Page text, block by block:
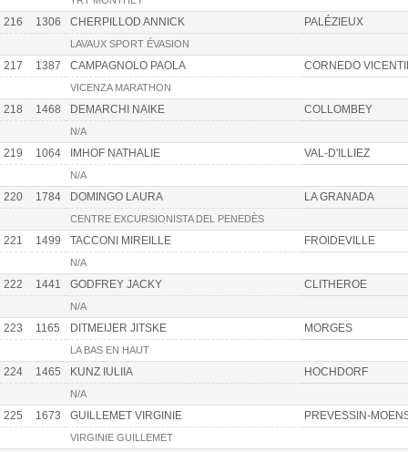
216 1306 CHERPILLOD ANNICK PALÉZIEUX
LAVAUX SPORT ÉVASION
217 1387 CAMPAGNOLO PAOLA CORNEDO
VICENZA MARATHON
218 1468 DEMARCHI NAIKE COLLOMBEY
N/A
219 1064 IMHOF NATHALIE VAL-D'ILLIEZ
N/A
220 1784 DOMINGO LAURA LA GRANADA
CENTRE EXCURSIONISTA DEL PENEDÈS
221 1499 TACCONI MIREILLE FROIDEVILLE
N/A
222 1441 GODFREY JACKY CLITHEROE
N/A
223 1165 DITMEIJER JITSKE MORGES
LA BAS EN HAUT
224 1465 KUNZ IULIIA HOCHDORF
N/A
225 1673 GUILLEMET VIRGINIE PREVESSIN-
VIRGINIE GUILLEMET